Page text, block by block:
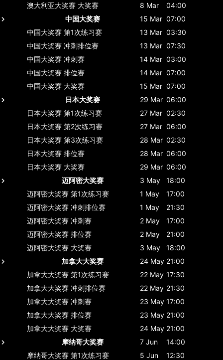
澳大利亚大奖赛 大奖赛 8 Mar
04:00
中国大奖赛
15 Mar 07:00
中国大奖赛 第1次练习赛 13 Mar 03:30
中国大奖赛 冲刺排位赛 13 Mar 07:30
中国大奖赛 冲刺赛 14 Mar 03:00
中国大奖赛 排位赛 14 Mar 07:00
中国大奖赛 大奖赛 15 Mar 07:00
日本大奖赛
29 Mar 06:00
日本大奖赛 第1次练习赛 27 Mar 02:30
日本大奖赛 第2次练习赛 27 Mar 06:00
日本大奖赛 第3次练习赛 28 Mar 02:30
日本大奖赛 排位赛 28 Mar 06:00
日本大奖赛 大奖赛 29 Mar 06:00
迈阿密大奖赛
3 May
18:00
迈阿密大奖赛 第1次练习赛 1 May
17:00
迈阿密大奖赛 冲刺排位赛 1 May
21:30
迈阿密大奖赛 冲刺赛 2 May
17:00
迈阿密大奖赛 排位赛 2 May
21:00
迈阿密大奖赛 大奖赛 3 May
18:00
加拿大大奖赛
24 May 21:00
加拿大大奖赛 第1次练习赛 22 May 17:30
加拿大大奖赛 冲刺排位赛 22 May 21:30
加拿大大奖赛 冲刺赛 23 May 17:00
加拿大大奖赛 排位赛 23 May 21:00
加拿大大奖赛 大奖赛 24 May 21:00
摩纳哥大奖赛
7 Jun
14:00
摩纳哥大奖赛 第1次练习赛 5 Jun
12:30